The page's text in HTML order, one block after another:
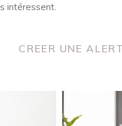
intéressent.
CREER UNE